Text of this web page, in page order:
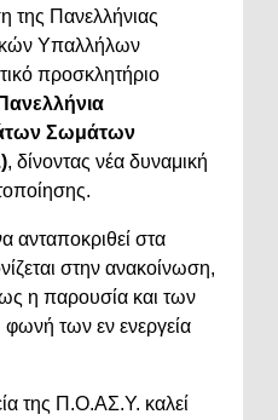
της Πανελλήνιας
Υπαλλήλων
προσκλητήριο
Πανελλήνια
Σωμάτων
, δίνοντας νέα δυναμική
ανταποκριθεί στα
στην ανακοίνωση,
η παρουσία και των
φωνή των εν ενεργεία
της Π.Ο.ΑΣ.Υ. καλεί